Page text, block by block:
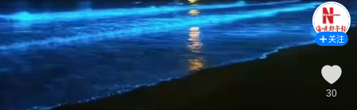
关注
30